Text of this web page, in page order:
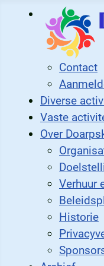
Contact
Diverse
Vaste
Over
Verhuur
Historie